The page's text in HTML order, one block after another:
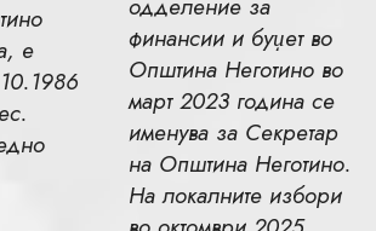
е
одделение за
финансии и буџет во
Општина Неготино во
март 2023 година се
именува за Секретар
на Општина Неготино.
На локалните избори